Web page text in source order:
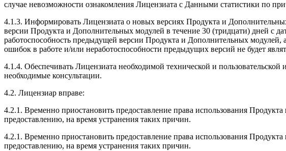
случае невозможности ознакомления Лицензиата с Данными статистики по
4.1.3. Информировать Лицензиата о новых версиях Продукта и
версии Продукта и Дополнительных модулей в течение 30 (тридцати) дней с
работоспособность предыдущей версии Продукта и Дополнительных
ошибок в работе и/или неработоспособности предыдущих версий не будет
4.1.4. Обеспечивать Лицензиата необходимой технической и
необходимые консультации.
4.2. Лицензиар вправе:
4.2.1. Временно приостановить предоставление права использования
предоставлению, на время устранения таких причин.
4.2.1. Временно приостановить предоставление права использования
предоставлению, на время устранения таких причин.